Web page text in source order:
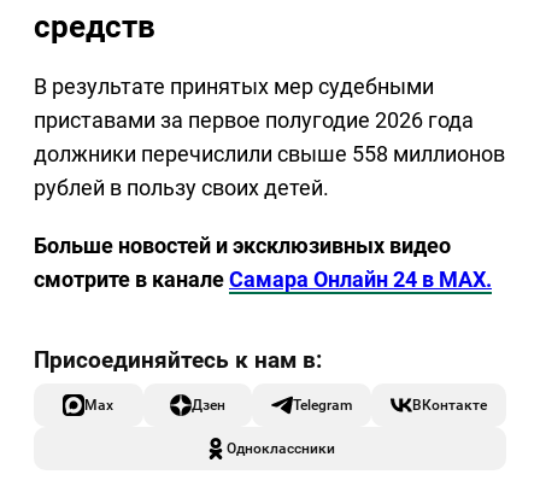
средств
В результате принятых мер судебными
приставами за первое полугодие 2026 года
должники перечислили свыше 558 миллионов
рублей в пользу своих детей.
Больше новостей и эксклюзивных видео
смотрите в каналеСамара Онлайн 24 в MAX.
Max Дзен Telegram ВКонтакте
Одноклассники